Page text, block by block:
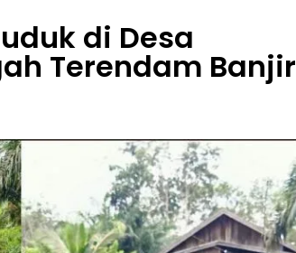
di Desa
Terendam Banjir